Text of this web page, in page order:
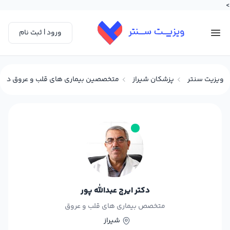
>
ورود | ثبت نام
ویزیت سنتر پزشکان شیراز متخصصین بیماری های قلب و عروق در
دکتر ایرج عبدالله پور
متخصص بیماری های قلب و عروق
شیراز